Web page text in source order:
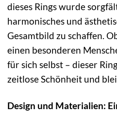
dieses Rings wurde
harmonisches und
Gesamtbild zu schaffen.
einen besonderen
für sich selbst – dieser
zeitlose Schönheit und
Design und Materialien: